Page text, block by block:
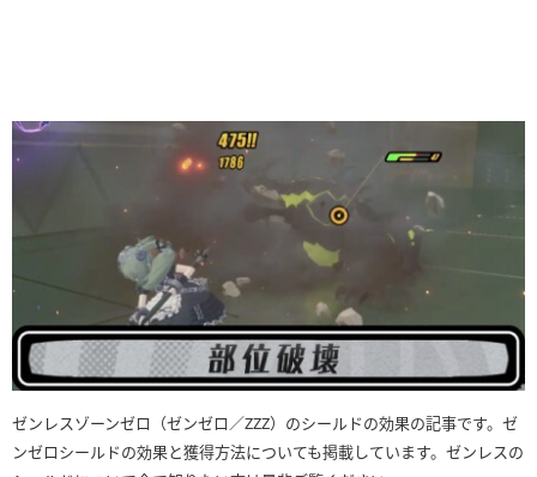
ゼンレスゾーンゼロ（ゼンゼロ／ZZZ）のシールドの効果の記事です。ゼ
ンゼロシールドの効果と獲得方法についても掲載しています。ゼンレスの